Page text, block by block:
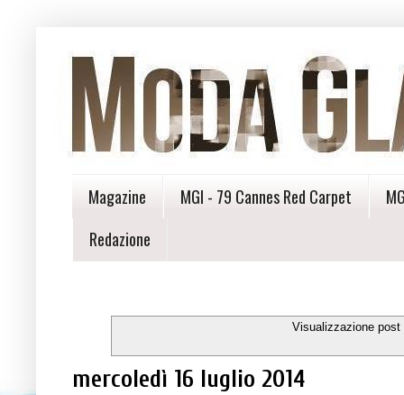
Magazine MGI - 79 Cannes Red Carpet
Redazione
Visualizzazione
mercoledì 16 luglio 2014